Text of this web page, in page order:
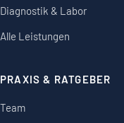
Diagnostik & Labor
Alle Leistungen
PRAXIS & RATGEBER
Team